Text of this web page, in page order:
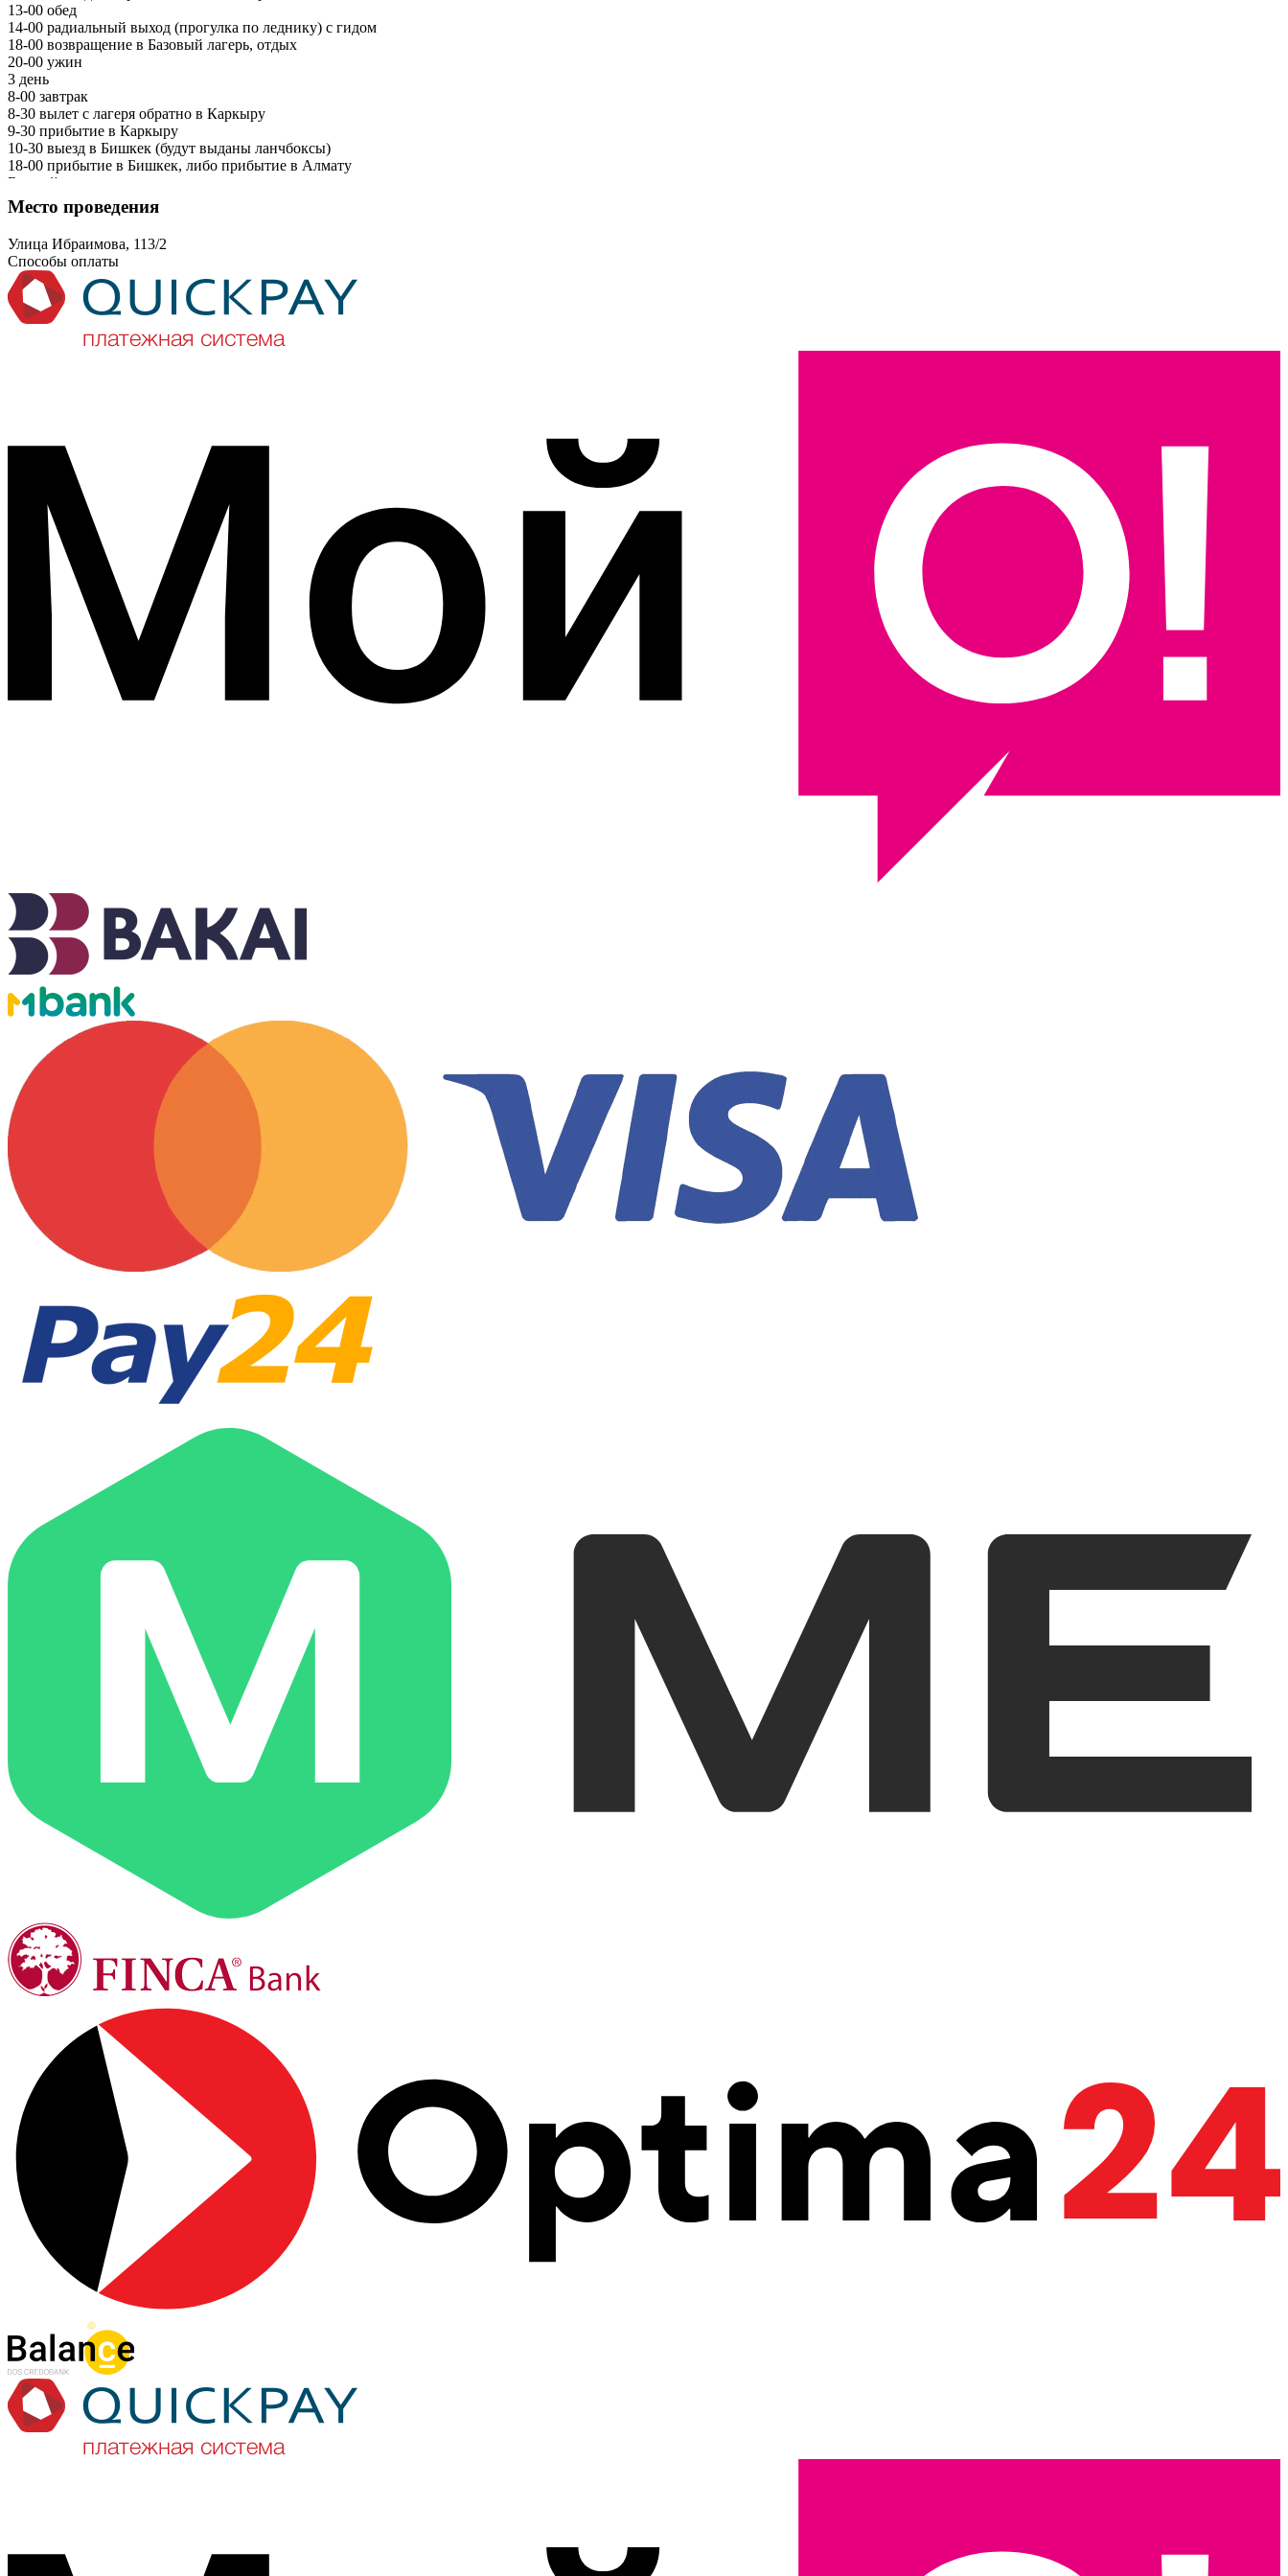
13-00 обед
14-00 радиальный выход (прогулка по леднику) с гидом
18-00 возвращение в Базовый лагерь, отдых
20-00 ужин
3 день
8-00 завтрак
8-30 вылет с лагеря обратно в Каркыру
9-30 прибытие в Каркыру
10-30 выезд в Бишкек (будут выданы ланчбоксы)
18-00 прибытие в Бишкек, либо прибытие в Алмату
Ближайшие даты:
• Июль: 17-19, 24-26, 31-2
• Август: 7-9, 14-16, 21-23
Место проведения
Улица Ибраимова, 113/2
Способы оплаты